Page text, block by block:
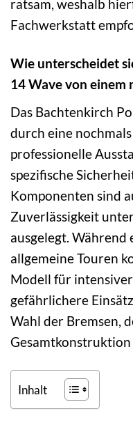
ratsam, weshalb
Fachwerkstatt
Wie unterscheidet
14 Wave von einem
Das Bachtenkirch
durch eine
professionelle
spezifische
Komponenten sind
Zuverlässigkeit
ausgelegt. Während
allgemeine Touren
Modell für
gefährlichere
Wahl der Bremsen,
Inhalt